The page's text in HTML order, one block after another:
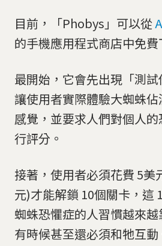
目前，「Phobys」可以從
的手機應用程式商店中免費
最開始，它會先出現「測試
讓使用者實際體驗大蜘蛛
感覺，並要求人們對個人
行評分。
接著，使用者必須花費 5美
元)才能解鎖 10個關卡，這
蜘蛛恐懼症的人習慣越來越
有時候甚至還必須和牠互動